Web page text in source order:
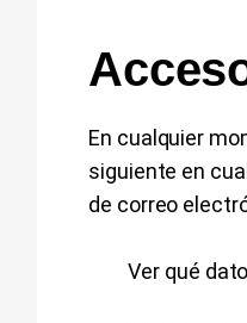
En cualquier
siguiente en
de correo
Ver qué